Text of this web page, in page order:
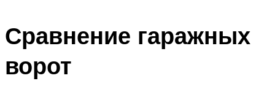
Сравнение гаражных
ворот